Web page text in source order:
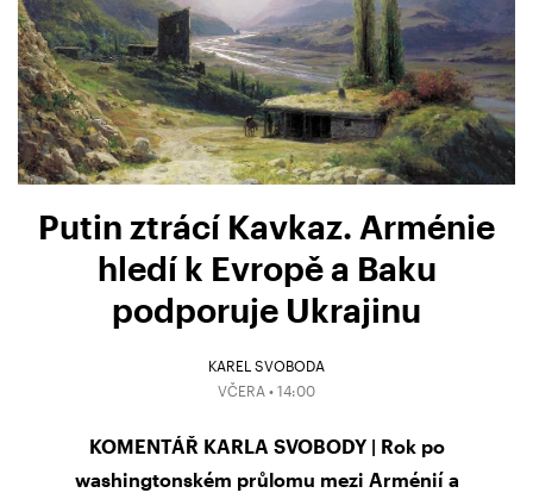
Putin ztrácí Kavkaz. Arménie
hledí k Evropě a Baku
podporuje Ukrajinu
KAREL SVOBODA
VČERA • 14:00
KOMENTÁŘ KARLA SVOBODY | Rok po
washingtonském průlomu mezi Arménií a